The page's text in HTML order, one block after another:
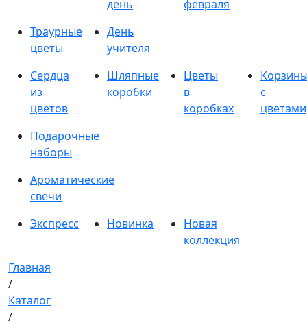
день
февраля
Траурные
цветы
День
учителя
Сердца
из
цветов
Шляпные
коробки
Цветы
в
коробках
с
цветами
Подарочные
наборы
Ароматические
свечи
Экспресс
Новинка
Новая
коллекция
Главная
/
Каталог
/